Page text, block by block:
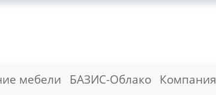
мебели БАЗИС-Облако Компания